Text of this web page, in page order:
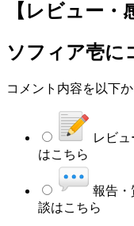
【レビュー・
ソフィア壱に
コメント内容を以下
レビュ
はこちら
報告・
談はこちら